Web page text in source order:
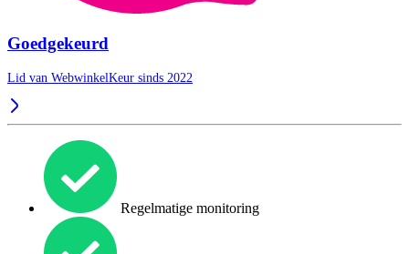
Goedgekeurd
Lid van WebwinkelKeur sinds 2022
Regelmatige monitoring